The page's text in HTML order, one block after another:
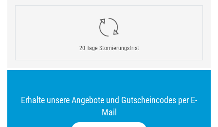
20 Tage Stornierungsfrist
Erhalte unsere Angebote und Gutscheincodes per E-
Mail